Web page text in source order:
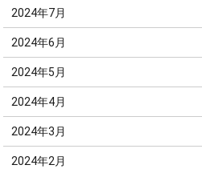
2024年7月
2024年6月
2024年5月
2024年4月
2024年3月
2024年2月